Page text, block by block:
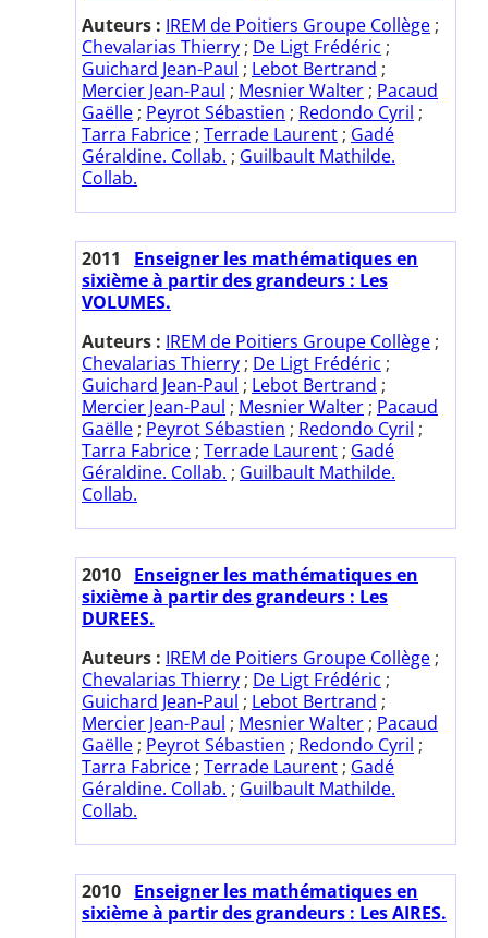
Auteurs : IREM de Poitiers Groupe Collège ;
Chevalarias Thierry ; De Ligt Frédéric ;
Guichard Jean-Paul ; Lebot Bertrand ;
Mercier Jean-Paul ; Mesnier Walter ; Pacaud
Gaëlle ; Peyrot Sébastien ; Redondo Cyril ;
Tarra Fabrice ; Terrade Laurent ; Gadé
Géraldine. Collab. ; Guilbault Mathilde.
Collab.
2011
Enseigner les mathématiques en
sixième à partir des grandeurs : Les
VOLUMES.
Auteurs : IREM de Poitiers Groupe Collège ;
Chevalarias Thierry ; De Ligt Frédéric ;
Guichard Jean-Paul ; Lebot Bertrand ;
Mercier Jean-Paul ; Mesnier Walter ; Pacaud
Gaëlle ; Peyrot Sébastien ; Redondo Cyril ;
Tarra Fabrice ; Terrade Laurent ; Gadé
Géraldine. Collab. ; Guilbault Mathilde.
Collab.
2010 Enseigner les mathématiques en
sixième à partir des grandeurs : Les
DUREES.
Auteurs : IREM de Poitiers Groupe Collège ;
Chevalarias Thierry ; De Ligt Frédéric ;
Guichard Jean-Paul ; Lebot Bertrand ;
Mercier Jean-Paul ; Mesnier Walter ; Pacaud
Gaëlle ; Peyrot Sébastien ; Redondo Cyril ;
Tarra Fabrice ; Terrade Laurent ; Gadé
Géraldine. Collab. ; Guilbault Mathilde.
Collab.
2010 Enseigner les mathématiques en
sixième à partir des grandeurs : Les AIRES.